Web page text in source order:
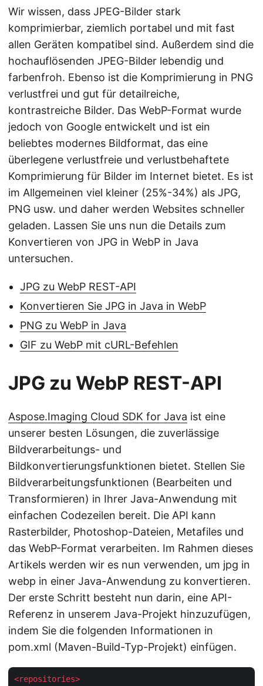
Wir wissen, dass JPEG-Bilder stark
komprimierbar, ziemlich portabel und mit fast
allen Geräten kompatibel sind. Außerdem sind die
hochauflösenden JPEG-Bilder lebendig und
farbenfroh. Ebenso ist die Komprimierung in PNG
verlustfrei und gut für detailreiche,
kontrastreiche Bilder. Das WebP-Format wurde
jedoch von Google entwickelt und ist ein
beliebtes modernes Bildformat, das eine
überlegene verlustfreie und verlustbehaftete
Komprimierung für Bilder im Internet bietet. Es ist
im Allgemeinen viel kleiner (25%-34%) als JPG,
PNG usw. und daher werden Websites schneller
geladen. Lassen Sie uns nun die Details zum
Konvertieren von JPG in WebP in Java
untersuchen.
JPG zu WebP REST-API
Konvertieren Sie JPG in Java in WebP
PNG zu WebP in Java
GIF zu WebP mit cURL-Befehlen
JPG zu WebP REST-API
Aspose.Imaging Cloud SDK for Java ist eine
unserer besten Lösungen, die zuverlässige
Bildverarbeitungs- und
Bildkonvertierungsfunktionen bietet. Stellen Sie
Bildverarbeitungsfunktionen (Bearbeiten und
Transformieren) in Ihrer Java-Anwendung mit
einfachen Codezeilen bereit. Die API kann
Rasterbilder, Photoshop-Dateien, Metafiles und
das WebP-Format verarbeiten. Im Rahmen dieses
Artikels werden wir es nun verwenden, um jpg in
webp in einer Java-Anwendung zu konvertieren.
Der erste Schritt besteht nun darin, eine API-
Referenz in unserem Java-Projekt hinzuzufügen,
indem Sie die folgenden Informationen in
pom.xml (Maven-Build-Typ-Projekt) einfügen.
<repositories>